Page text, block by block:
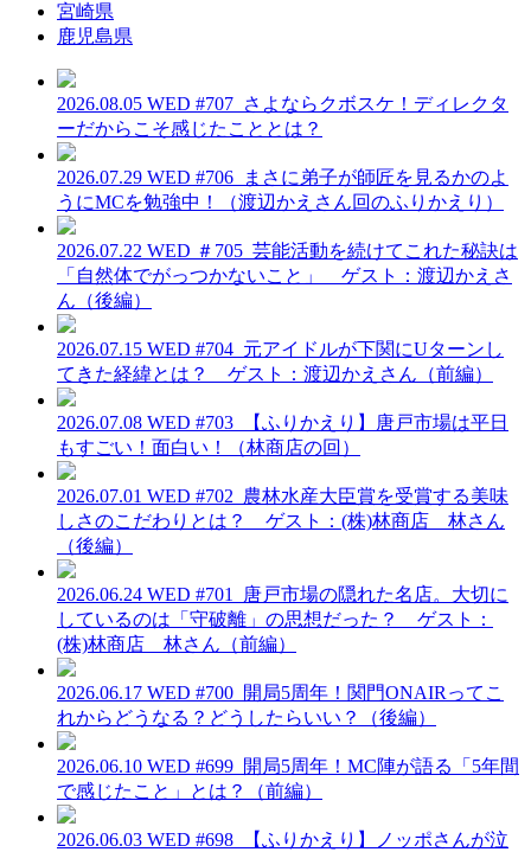
宮崎県
鹿児島県
2026.08.05 WED #707_さよならクボスケ！ディレクタ
ーだからこそ感じたこととは？
2026.07.29 WED #706_まさに弟子が師匠を見るかのよ
うにMCを勉強中！（渡辺かえさん回のふりかえり）
2026.07.22 WED ＃705_芸能活動を続けてこれた秘訣は
「自然体でがっつかないこと」 ゲスト：渡辺かえさ
ん（後編）
2026.07.15 WED #704_元アイドルが下関にUターンし
てきた経緯とは？ ゲスト：渡辺かえさん（前編）
2026.07.08 WED #703_【ふりかえり】唐戸市場は平日
もすごい！面白い！（林商店の回）
2026.07.01 WED #702_農林水産大臣賞を受賞する美味
しさのこだわりとは？ ゲスト：(株)林商店 林さん
（後編）
2026.06.24 WED #701_唐戸市場の隠れた名店。大切に
しているのは「守破離」の思想だった？ ゲスト：
(株)林商店 林さん（前編）
2026.06.17 WED #700_開局5周年！関門ONAIRってこ
れからどうなる？どうしたらいい？（後編）
2026.06.10 WED #699_開局5周年！MC陣が語る「5年間
で感じたこと」とは？（前編）
2026.06.03 WED #698_【ふりかえり】ノッポさんが泣